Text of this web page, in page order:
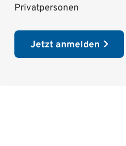
Privatpersonen
Jetzt anmelden